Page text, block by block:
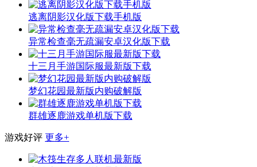
逃离阴影汉化版下载手机版
异常检查毫无疏漏安卓汉化版下载
十三月手游国际服最新版下载
梦幻花园最新版内购破解版
群雄逐鹿游戏单机版下载
游戏好评 更多+